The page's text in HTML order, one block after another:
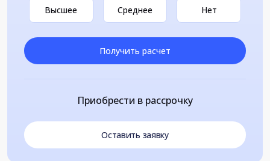
Высшее Среднее Нет
Получить расчет
Приобрести в рассрочку
Оставить заявку